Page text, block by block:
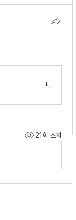
21회 조회